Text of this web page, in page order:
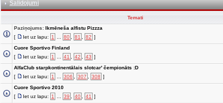
Salidojumi
Temati
Paziņojums: Ikmēneša alfistu Pizzza
[
Iet uz lapu: 1 80 81 82 ]
Cuore Sportivo Finland
[
Iet uz lapu: 1 41 42 43 ]
AlfaClub starpkontinentālais slotcar' čempionāts :D
[
Iet uz lapu: 1 306 307 308 ]
Cuore Sportivo 2010
[
Iet uz lapu: 1 39 40 41
]